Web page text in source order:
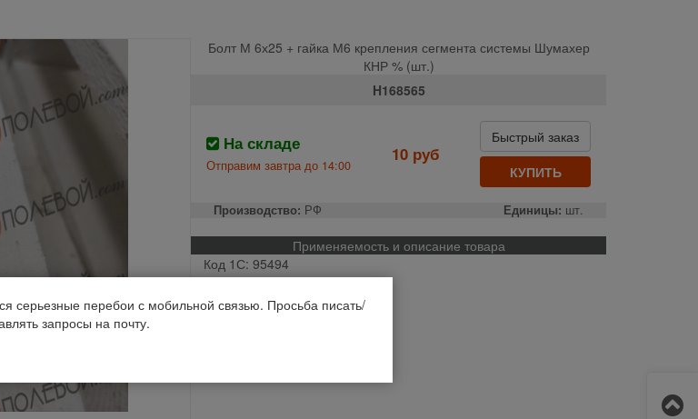
Болт М 6х25 + гайка М6 крепления сегмента системы Шумахер
КНР % (шт.)
H168565
На складе
Отправим завтра до 14:00
10 руб
Быстрый заказ
КУПИТЬ
Производство: РФ Единицы: шт.
Применяемость и описание товара
Код 1С: 95494
серьезные перебои с мобильной связью. Просьба писать/
запросы на почту.